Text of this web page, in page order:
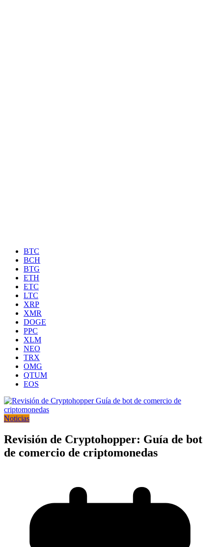
BTC
BCH
BTG
ETH
ETC
LTC
XRP
XMR
DOGE
PPC
XLM
NEO
TRX
OMG
QTUM
EOS
Noticias
Revisión de Cryptohopper: Guía de bot
de comercio de criptomonedas